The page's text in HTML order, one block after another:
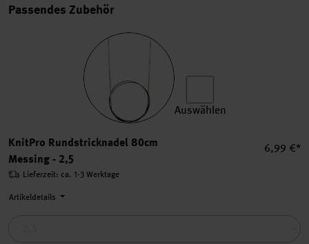
Passendes Zubehör
Auswählen
KnitPro Rundstricknadel 80cm
Messing - 2,5
6,99 €*
Lieferzeit: ca. 1-3 Werktage
Artikeldetails